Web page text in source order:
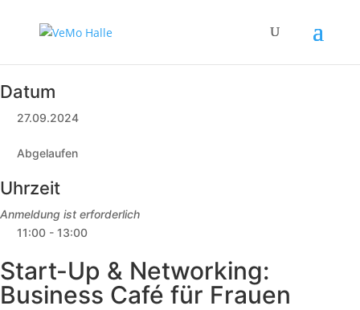
Datum
27.09.2024
Abgelaufen
Uhrzeit
Anmeldung ist erforderlich
11:00 - 13:00
Start-Up & Networking:
Business Café für Frauen